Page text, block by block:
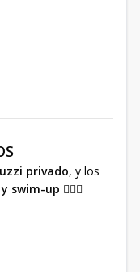
privado, y los
swim-up 🏊‍♂️💦